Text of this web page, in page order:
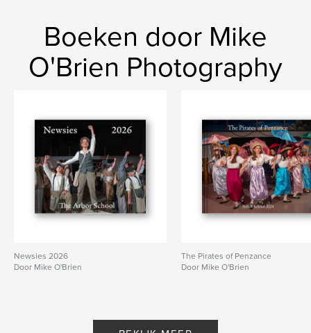
Boeken door Mike
O'Brien Photography
Newsies 2026
Door Mike O'Brien
The Pirates of Penzance
Door Mike O'Brien